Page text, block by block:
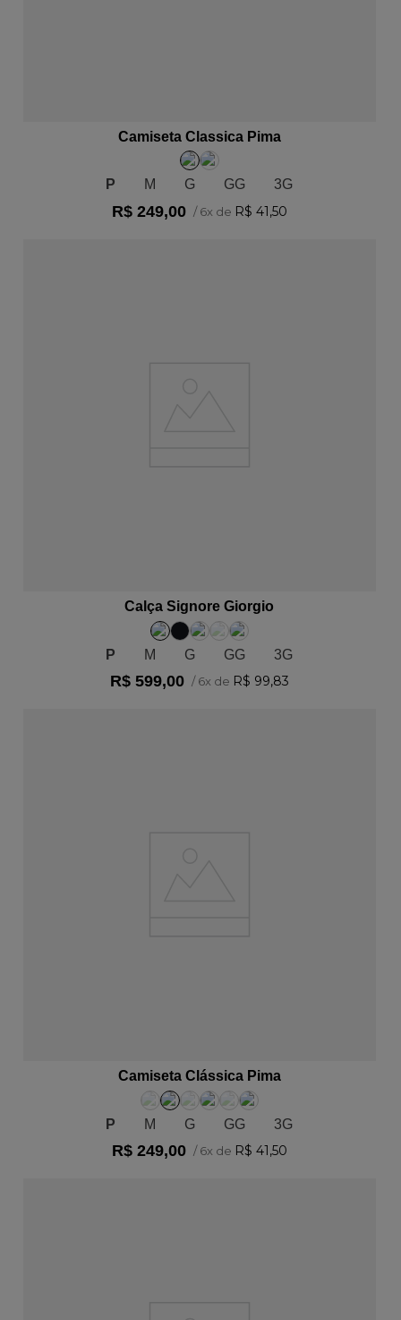
Camiseta Classica Pima
P M G GG 3G
R$ 249,00 /6x de R$ 41,50
Calça Signore Giorgio
P M G GG 3G
R$ 599,00 /6x de R$ 99,83
Camiseta Clássica Pima
P M G GG 3G
R$ 249,00 /6x de R$ 41 ,50